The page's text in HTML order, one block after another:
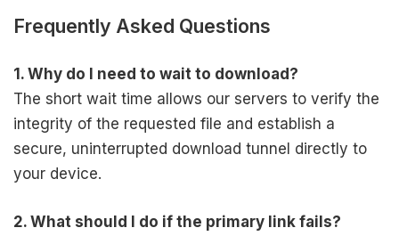
Frequently Asked Questions
1. Why do I need to wait to download?
The short wait time allows our servers to verify the
integrity of the requested file and establish a
secure, uninterrupted download tunnel directly to
your device.
2. What should I do if the primary link fails?